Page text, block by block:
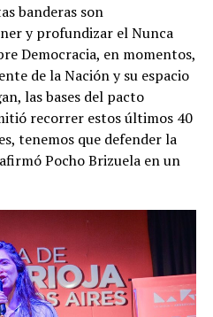
banderas son
y profundizar el Nunca
Democracia, en momentos,
de la Nación y su espacio
las bases del pacto
recorrer estos últimos 40
tenemos que defender la
Pocho Brizuela en un